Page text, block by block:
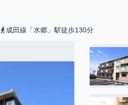
成田線「水郷」駅徒歩130分